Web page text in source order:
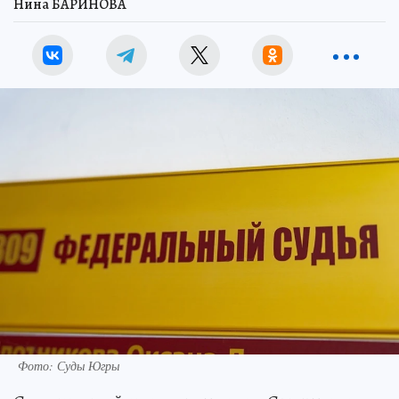
Нина БАРИНОВА
Фото: Суды Югры